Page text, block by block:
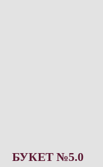
БУКЕТ №5.0